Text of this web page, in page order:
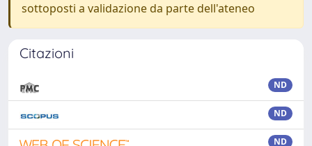
sottoposti a validazione da parte dell'ateneo
Citazioni
ND
ND
ND